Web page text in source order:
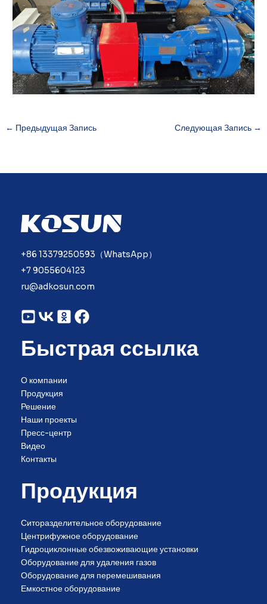
← Предыдущая Запись Следующая Запись →
+86 13379250593（WhatsApp）
+7 9055604123
ru@adkosun.com
Быстрая ссылка
О компании
Продукция
Решение
Наши проекты
Пресс-центр
Видео
Контакты
Продукция
Ситоразделительное оборудование
Центрифужное оборудование
Гидроциклонные обезвоживающие установки
Оборудование для удаления газов
Оборудование для перемешивания
Емкостное оборудование